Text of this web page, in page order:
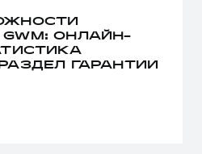
ОНЛАЙН-
ГАРАНТИИ